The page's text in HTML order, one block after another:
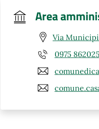
Area
Via
0975 862025